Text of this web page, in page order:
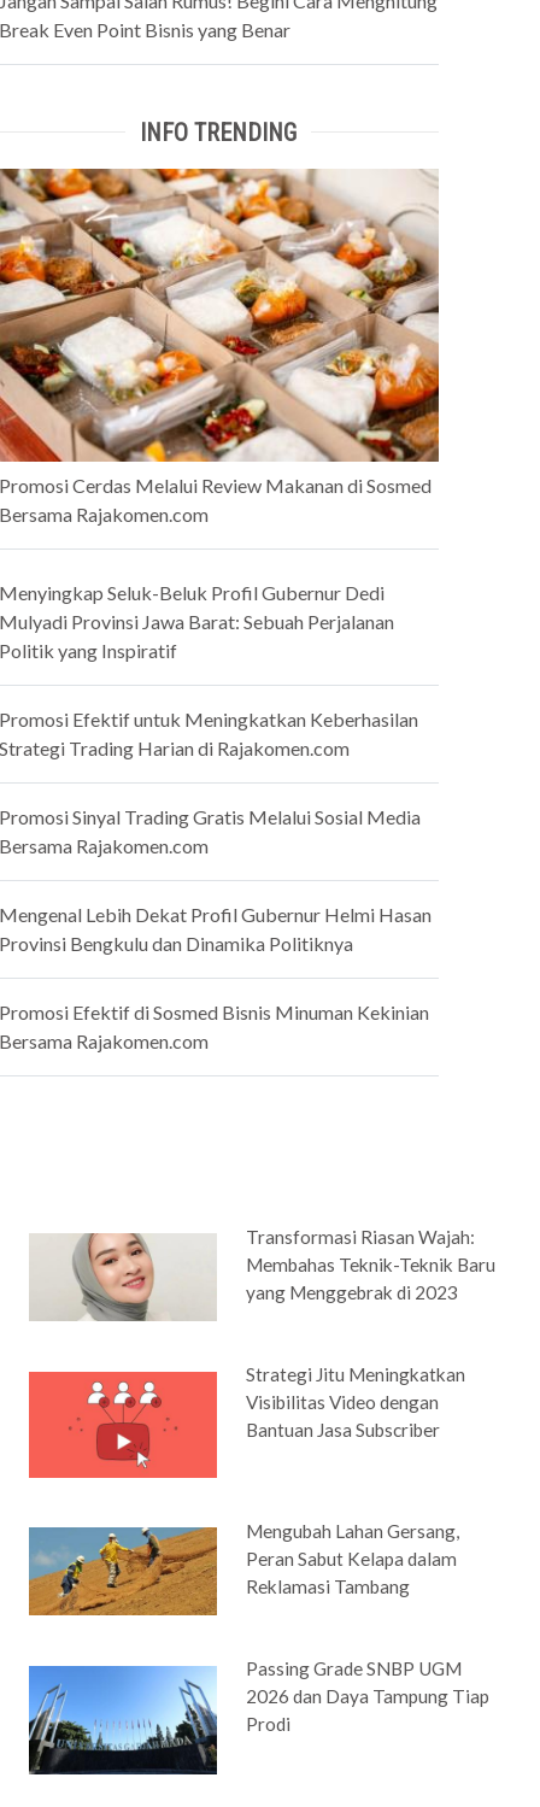
Even Point Bisnis yang Benar
INFO TRENDING
Cerdas Melalui Review Makanan di Sosmed
Rajakomen.com
Seluk-Beluk Profil Gubernur Dedi
Provinsi Jawa Barat: Sebuah Perjalanan
yang Inspiratif
Efektif untuk Meningkatkan Keberhasilan
Trading Harian di Rajakomen.com
Sinyal Trading Gratis Melalui Sosial Media
Rajakomen.com
Lebih Dekat Profil Gubernur Helmi Hasan
Bengkulu dan Dinamika Politiknya
Efektif di Sosmed Bisnis Minuman Kekinian
Rajakomen.com
Transformasi Riasan Wajah:
Membahas Teknik-Teknik Baru
yang Menggebrak di 2023
Strategi Jitu Meningkatkan
Visibilitas Video dengan
Bantuan Jasa Subscriber
Mengubah Lahan Gersang,
Peran Sabut Kelapa dalam
Reklamasi Tambang
Passing Grade SNBP UGM
2026 dan Daya Tampung Tiap
Prodi